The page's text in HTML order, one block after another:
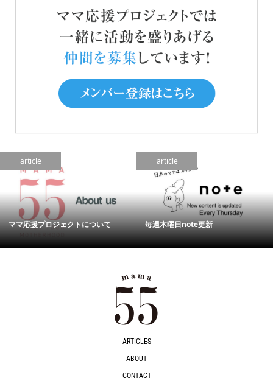
article
ママ応援プロジェクトについて
article
毎週木曜日note更新
ARTICLES
ABOUT
CONTACT